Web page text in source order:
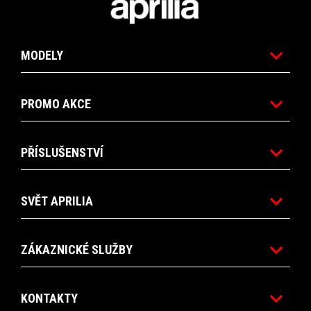
MODELY
PROMO AKCE
PŘÍSLUŠENSTVÍ
SVĚT APRILIA
ZÁKAZNICKÉ SLUŽBY
KONTAKTY